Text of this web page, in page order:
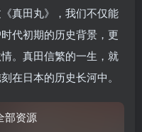
真田丸》，我们不仅能
代初期的历史背景，更
。真田信繁的一生，就
在日本的历史长河中。
部资源